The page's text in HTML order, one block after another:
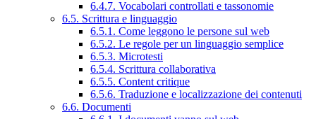
6.4.7. Vocabolari controllati e tassonomie
6.5. Scrittura e linguaggio
6.5.1. Come leggono le persone sul web
6.5.2. Le regole per un linguaggio semplice
6.5.3. Microtesti
6.5.4. Scrittura collaborativa
6.5.5. Content critique
6.5.6. Traduzione e localizzazione dei contenuti
6.6. Documenti